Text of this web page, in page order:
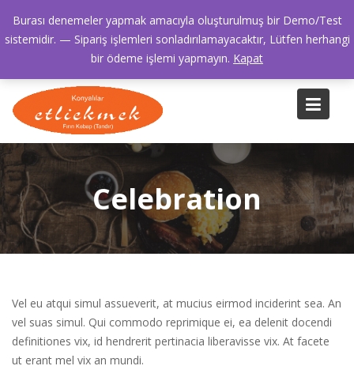
content
bilgi@etliekmek.com.tr
Kazasker Kadıköy
0216 445 42 42
Celebration
Vel eu atqui simul assueverit, at mucius eirmod inciderint sea. An
vel suas simul. Qui commodo reprimique ei, ea delenit docendi
definitiones vix, id hendrerit pertinacia liberavisse vix. At facete
ut erant mel vix an mundi.
Burası denemeler yapmak amacıyla oluşturulmuş bir Demo/Test
sistemidir. — Sipariş işlemleri sonladırılamayacaktır, Lütfen herhangi
bir ödeme işlemi yapmayın. Kapat